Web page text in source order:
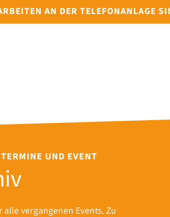
AN DER TELEFONANLAGE
UND EVENT
vergangenen Events. Zu